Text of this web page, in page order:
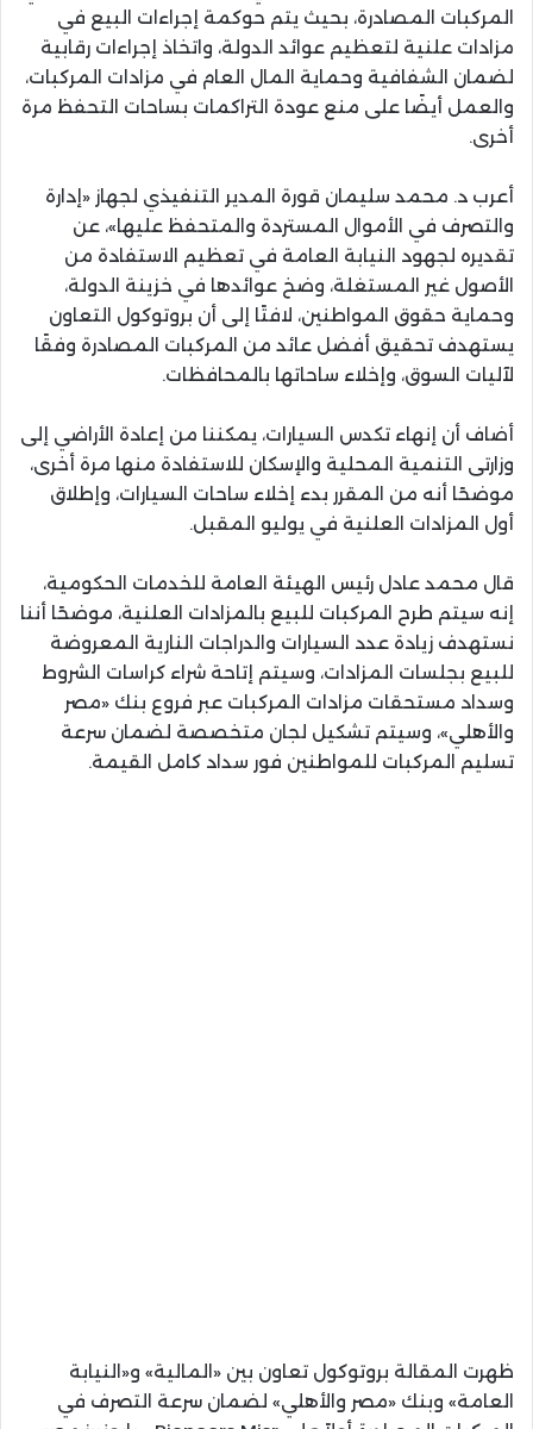
المركبات المصادرة، بحيث يتم حوكمة إجراءات البيع في
مزادات علنية لتعظيم عوائد الدولة، واتخاذ إجراءات رقابية
لضمان الشفافية وحماية المال العام في مزادات المركبات،
والعمل أيضًا على منع عودة التراكمات بساحات التحفظ مرة
أخرى.
أعرب د. محمد سليمان قورة المدير التنفيذي لجهاز «إدارة
والتصرف في الأموال المستردة والمتحفظ عليها»، عن
تقديره لجهود النيابة العامة في تعظيم الاستفادة من
الأصول غير المستغلة، وضخ عوائدها في خزينة الدولة،
وحماية حقوق المواطنين، لافتًا إلى أن بروتوكول التعاون
يستهدف تحقيق أفضل عائد من المركبات المصادرة وفقًا
لآليات السوق، وإخلاء ساحاتها بالمحافظات.
أضاف أن إنهاء تكدس السيارات، يمكننا من إعادة الأراضي إلى
وزارتى التنمية المحلية والإسكان للاستفادة منها مرة أخرى،
موضحًا أنه من المقرر بدء إخلاء ساحات السيارات، وإطلاق
أول المزادات العلنية في يوليو المقبل.
قال محمد عادل رئيس الهيئة العامة للخدمات الحكومية،
إنه سيتم طرح المركبات للبيع بالمزادات العلنية، موضحًا أننا
نستهدف زيادة عدد السيارات والدراجات النارية المعروضة
للبيع بجلسات المزادات، وسيتم إتاحة شراء كراسات الشروط
وسداد مستحقات مزادات المركبات عبر فروع بنك «مصر
والأهلي»، وسيتم تشكيل لجان متخصصة لضمان سرعة
تسليم المركبات للمواطنين فور سداد كامل القيمة.
ظهرت المقالة بروتوكول تعاون بين «المالية» و«النيابة
العامة» وبنك «مصر والأهلي» لضمان سرعة التصرف في